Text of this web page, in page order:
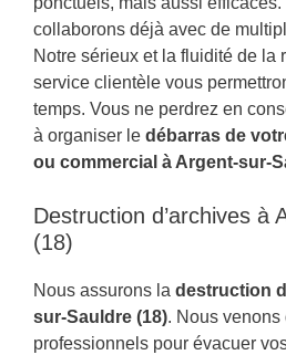
collaborons déjà avec de
Notre sérieux et la fluidité de la
service clientèle vous
temps. Vous ne perdrez en
à organiser le débarras de
ou commercial à Argent-sur-
Destruction d’archives à
(18)
Nous assurons la destruction
sur-Sauldre (18). Nous
professionnels pour évacuer